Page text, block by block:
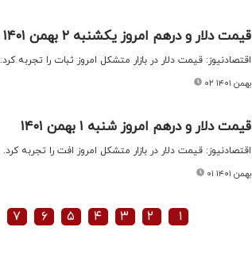
قیمت دلار و درهم امروز یکشنبه ۲ بهمن ۱۴۰۱
اقتصادنیوز: قیمت دلار در بازار متشکل امروز ثبات را تجربه کرد.
۰۲ بهمن ۱۴۰۱
قیمت دلار و درهم امروز شنبه ۱ بهمن ۱۴۰۱
اقتصادنیوز: قیمت دلار در بازار متشکل امروز افت را تجربه کرد.
۰۱ بهمن ۱۴۰۱
۱ ۲ ۳ ۴ ۵ ۶ ۷